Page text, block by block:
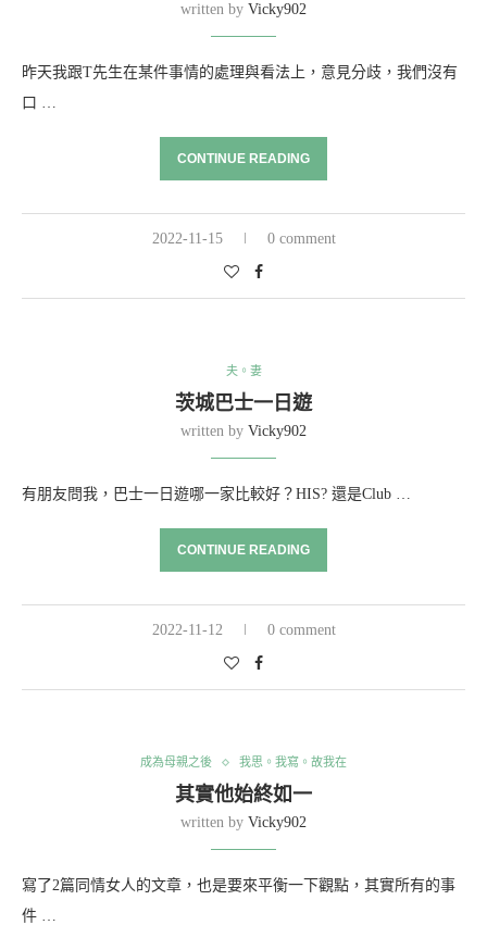
written by Vicky902
昨天我跟T先生在某件事情的處理與看法上，意見分歧，我們沒有
口 …
CONTINUE READING
2022-11-15 0 comment
夫。妻
茨城巴士一日遊
written by Vicky902
有朋友問我，巴士一日遊哪一家比較好？HIS? 還是Club …
CONTINUE READING
2022-11-12 0 comment
成為母親之後 我思。我寫。故我在
其實他始終如一
written by Vicky902
寫了2篇同情女人的文章，也是要來平衡一下觀點，其實所有的事
件 …